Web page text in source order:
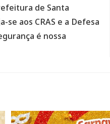
de Santa
aos CRAS e a Defesa
é nossa